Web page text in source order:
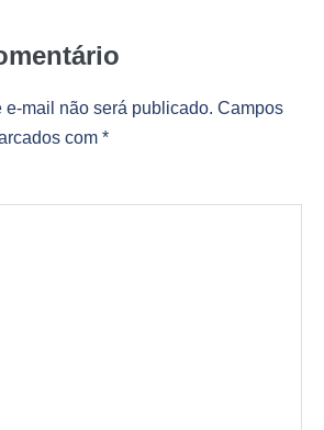
e-mail não será publicado. Campos
com *